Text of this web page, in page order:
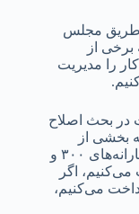
طریق مجلس
برخی از
را مدیریت
در بحث اصلاح
که بخشی از
کسری بودجه را جبران کند؟ گفت: با توجه به یارانه‌های ۳۰۰ و
می‌کنیم، اگر
می‌کنیم،